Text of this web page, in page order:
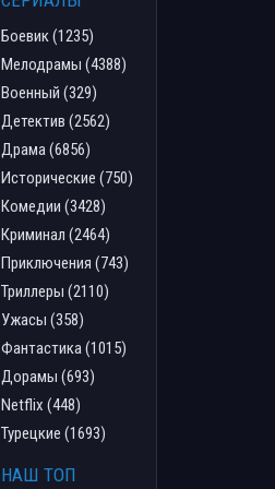
Боевик (1235)
Мелодрамы (4388)
Военный (329)
Детектив (2562)
Драма (6856)
Исторические (750)
Комедии (3428)
Криминал (2464)
Приключения (743)
Триллеры (2110)
Ужасы (358)
Фантастика (1015)
Дорамы (693)
Netflix (448)
Турецкие (1693)
НАШ ТОП